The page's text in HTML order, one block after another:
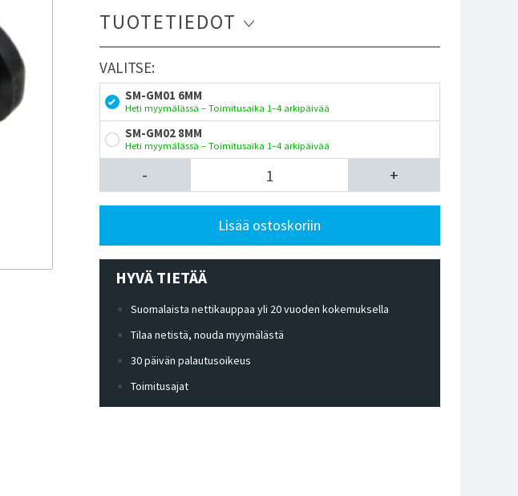
TUOTETIEDOT
VALITSE:
SM-GM01 6MM
Heti myymälässä – Toimitusaika 1–4 arkipäivää
SM-GM02 8MM
Heti myymälässä – Toimitusaika 1–4 arkipäivää
- +
Lisää ostoskoriin
HYVÄ TIETÄÄ
Suomalaista nettikauppaa yli 20 vuoden kokemuksella
Tilaa netistä, nouda myymälästä
30 päivän palautusoikeus
Toimitusajat